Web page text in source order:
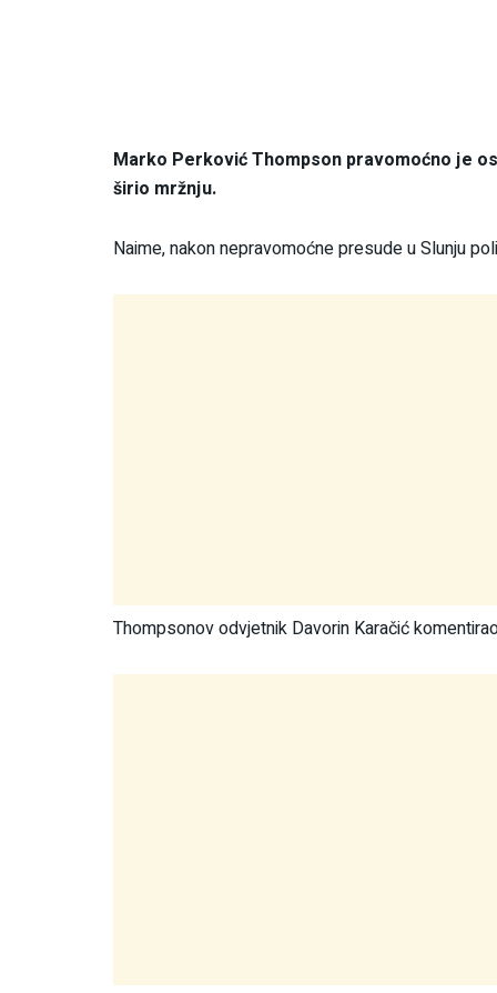
Marko Perković Thompson pravomoćno je
širio mržnju.
Naime, nakon nepravomoćne presude u Slunju
Thompsonov odvjetnik Davorin Karačić